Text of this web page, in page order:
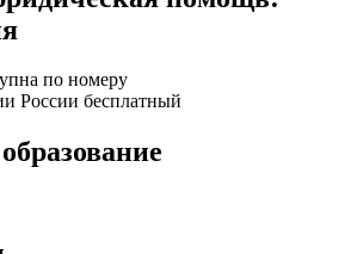
по номеру
России бесплатный